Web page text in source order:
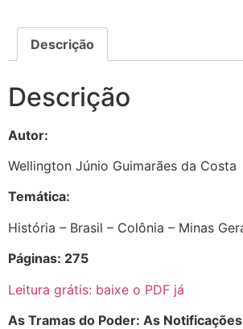
Descrição
Descrição
Autor:
Wellington Júnio Guimarães da Costa
Temática:
História – Brasil – Colônia – Minas
Páginas: 275
Leitura grátis: baixe o PDF já
As Tramas do Poder: As